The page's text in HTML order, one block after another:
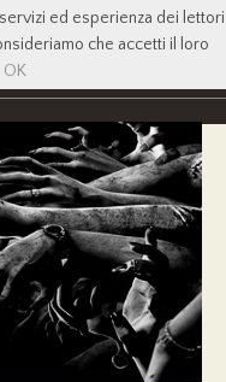
ed esperienza dei
che accetti il loro
OK